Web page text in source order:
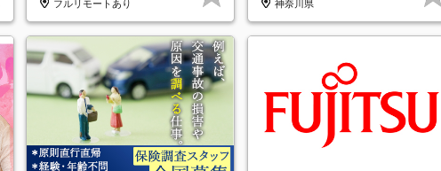
フルリモートあり
神奈川県